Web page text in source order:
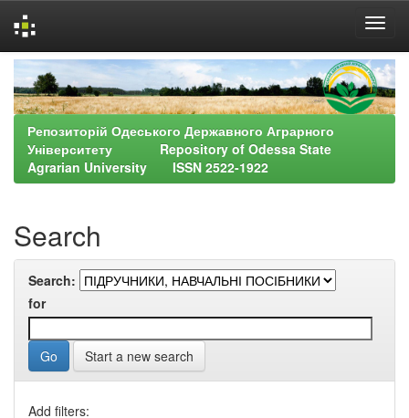
navigation
Репозиторій Одеського Державного Аграрного
Університету Repository of Odessa State
Agrarian University ISSN 2522-1922
Search
Search:
for
Start a new search
Add filters: